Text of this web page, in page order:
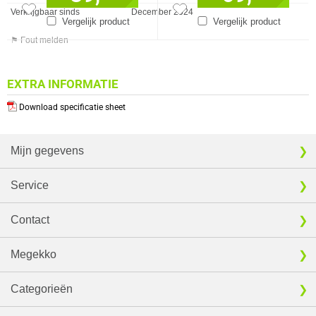
Verkrijgbaar sinds
December 2024
⚑ Fout melden
EXTRA INFORMATIE
Download specificatie sheet
Vergelijk product Vergelijk product
Mijn gegevens
Service
Contact
Megekko
Categorieën